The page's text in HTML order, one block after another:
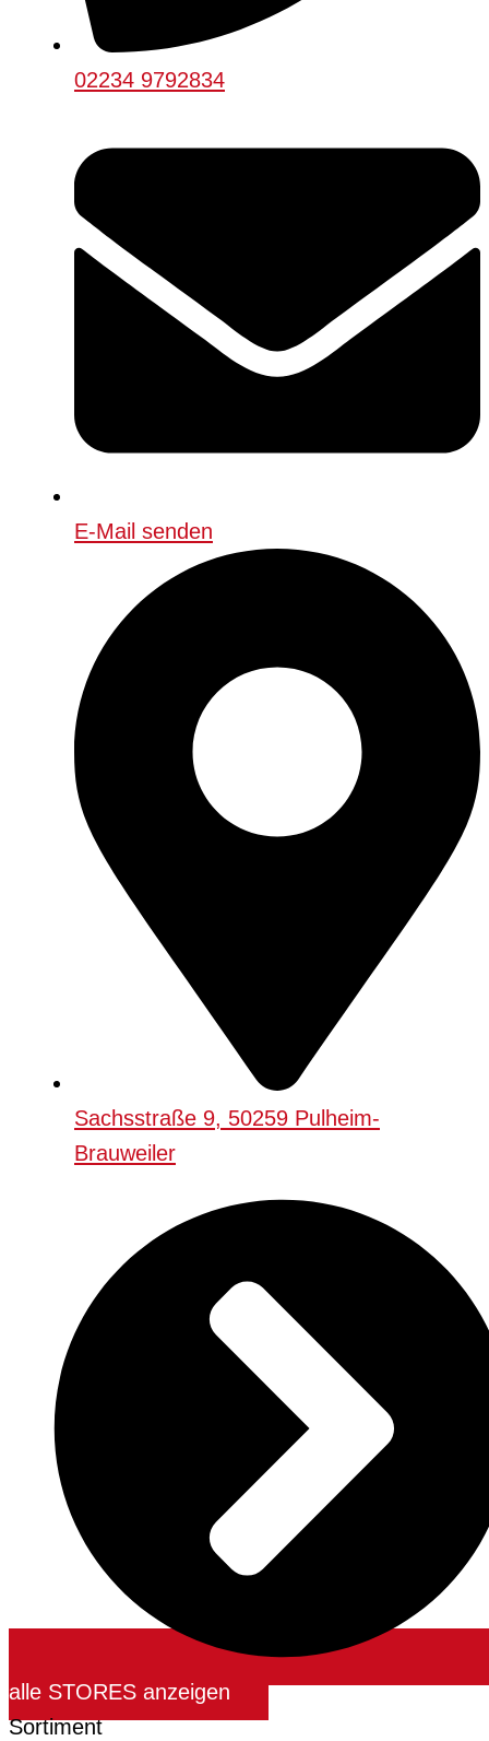
02234 9792834
E-Mail senden
Sachsstraße 9, 50259 Pulheim-
Brauweiler
alle STORES anzeigen
Sortiment